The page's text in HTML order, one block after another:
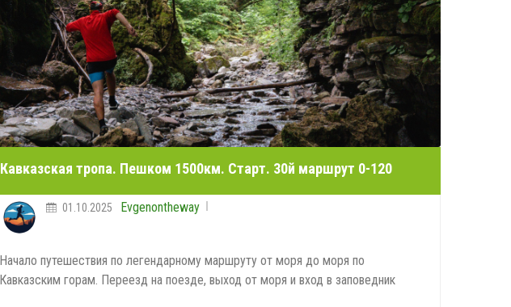
Кавказская тропа. Пешком 1500км. Старт. 30й маршрут 0-120
Evgenontheway
01.10.2025
Начало путешествия по легендарному маршруту от моря до моря по
Кавказским горам. Переезд на поезде, выход от моря и вход в заповедник